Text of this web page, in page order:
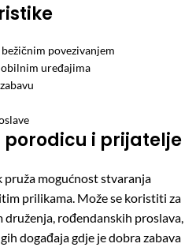
povezivanjem
uređajima
porodicu i prijatelje
mogućnost stvaranja
prilikama. Može se koristiti za
rođendanskih proslava,
događaja gdje je dobra zabava